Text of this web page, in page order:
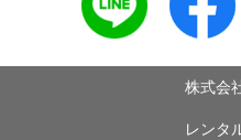
株式会
レンタ